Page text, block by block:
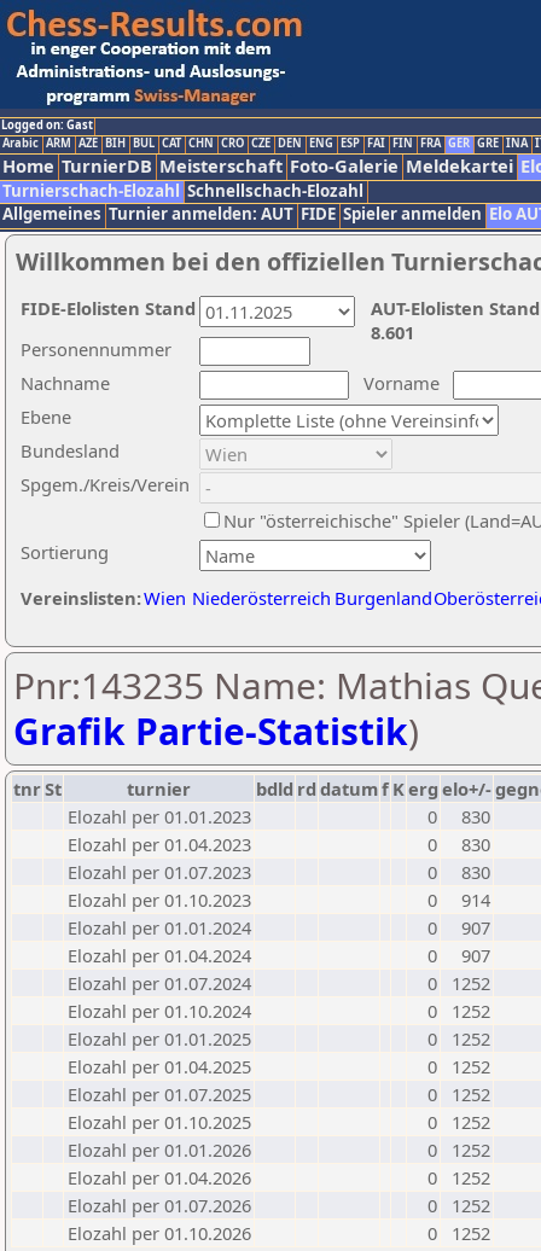
Logged on: Gast
Arabic ARM AZE BIH BUL CAT CHN CRO CZE DEN ENG ESP FAI FIN FRA GER GRE INA
Home TurnierDB Meisterschaft Foto-Galerie Meldekartei
Turnierschach-Elozahl Schnellschach-Elozahl
Allgemeines Turnier anmelden: AUT FIDE Spieler anmelden Elo
Willkommen bei den offiziellen
Nachname
Vorname
Ebene
Sortierung
Personennummer
Bundesland
Spgem./Kreis/Verein
Nur "österreichische" Spieler
Vereinslisten:Wien Niederösterreich Burgenland
AUT-Elolisten
8.601
FIDE-Elolisten Stand
Pnr:143235 Name: Mathias
Grafik Partie-Statistik)
tnrSt turnier bdld rd datumf Kerg elo+/-
Elozahl per 01.01.2023
0
830
Elozahl per 01.04.2023
0
830
Elozahl per 01.07.2023
0
830
Elozahl per 01.10.2023
0
914
Elozahl per 01.01.2024
0
907
Elozahl per 01.04.2024
0
907
Elozahl per 01.07.2024
0
1252
Elozahl per 01.10.2024
0
1252
Elozahl per 01.01.2025
0
1252
Elozahl per 01.04.2025
0
1252
Elozahl per 01.07.2025
0
1252
Elozahl per 01.10.2025
0
1252
Elozahl per 01.01.2026
0
1252
Elozahl per 01.04.2026
0
1252
Elozahl per 01.07.2026
0
1252
Elozahl per 01.10.2026
0 1252